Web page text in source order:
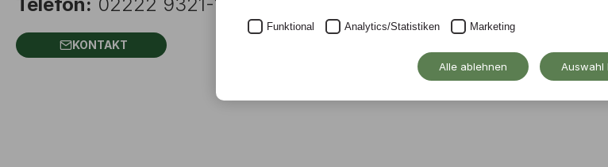
KONTAKT
Funktional Analytics/Statistiken Marketing
Alle ablehnen Auswahl